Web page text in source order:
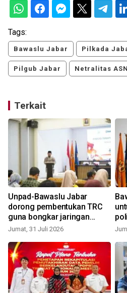
Tags:
Bawaslu Jabar Pilkada
Pilgub Jabar Netralitas ASN
Terkait
Unpad-Bawaslu Jabar
dorong pembentukan TRC
guna bongkar jaringan
politik uang
Jumat, 31 Juli 2026